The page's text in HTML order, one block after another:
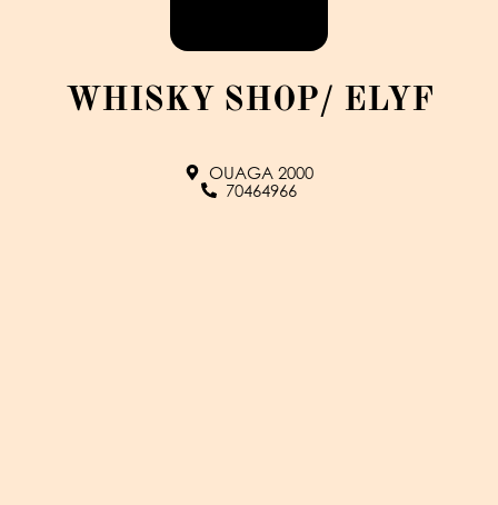
WHISKY SHOP/ ELYF
OUAGA 2000
70464966